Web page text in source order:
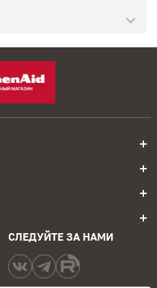
СЛЕДУЙТЕ ЗА НАМИ